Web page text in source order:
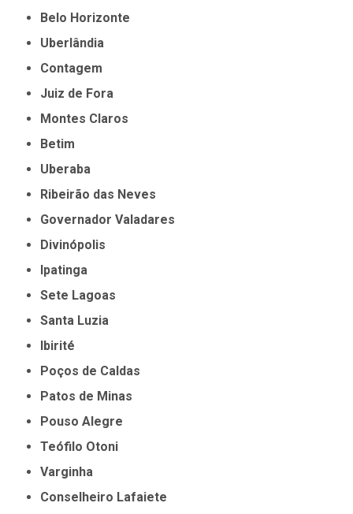
Belo Horizonte
Uberlândia
Contagem
Juiz de Fora
Montes Claros
Betim
Uberaba
Ribeirão das Neves
Governador Valadares
Divinópolis
Ipatinga
Sete Lagoas
Santa Luzia
Ibirité
Poços de Caldas
Patos de Minas
Pouso Alegre
Teófilo Otoni
Varginha
Conselheiro Lafaiete